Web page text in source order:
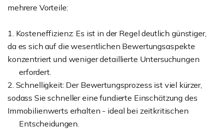
mehrere Vorteile:
1. Kosteneffizienz: Es ist in der Regel deutlich günstiger,
da es sich auf die wesentlichen Bewertungsaspekte
konzentriert und weniger detaillierte Untersuchungen
erfordert.
2. Schnelligkeit: Der Bewertungsprozess ist viel kürzer,
sodass Sie schneller eine fundierte Einschätzung des
Immobilienwerts erhalten - ideal bei zeitkritischen
Entscheidungen.